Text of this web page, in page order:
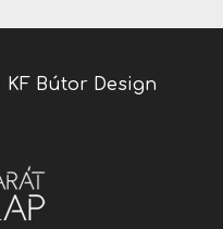
KF Bútor Design